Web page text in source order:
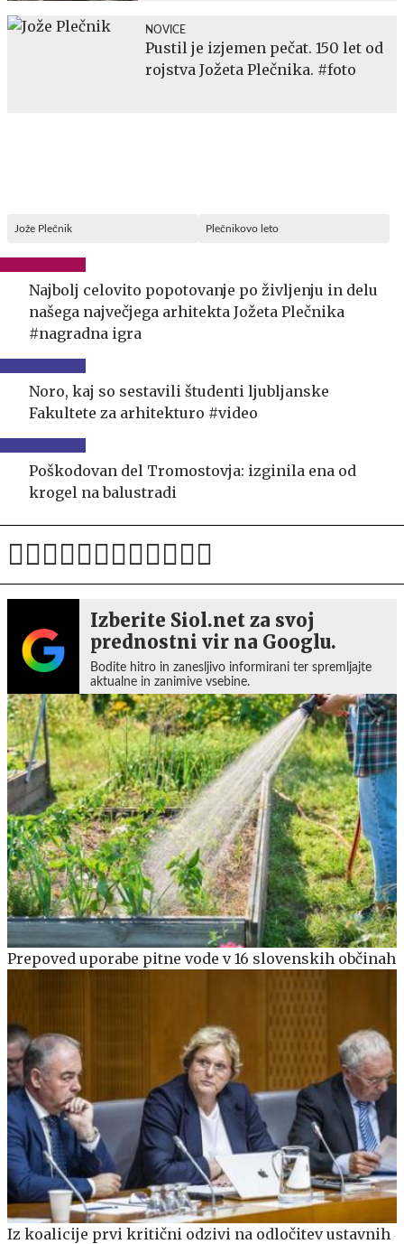
NOVICE
Pustil je izjemen pečat. 150 let od
rojstva Jožeta Plečnika. #foto
Jože Plečnik Plečnikovo leto
Najbolj celovito popotovanje po življenju in delu
našega največjega arhitekta Jožeta Plečnika
#nagradna igra
Noro, kaj so sestavili študenti ljubljanske
Fakultete za arhitekturo #video
Poškodovan del Tromostovja: izginila ena od
krogel na balustradi
Izberite Siol.net za svoj
prednostni vir na Googlu.
Bodite hitro in zanesljivo informirani ter spremljajte
aktualne in zanimive vsebine.
Prepoved uporabe pitne vode v 16 slovenskih občinah
Iz koalicije prvi kritični odzivi na odločitev ustavnih